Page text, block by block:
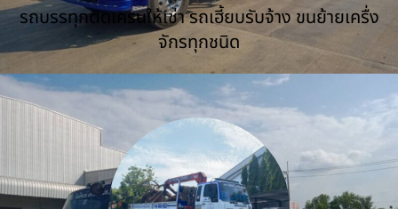
รถบรรทุกติดเครนให้เช่า รถเฮี้ยบรับจ้าง ขนย้ายเครื่ง
จักรทุกชนิด